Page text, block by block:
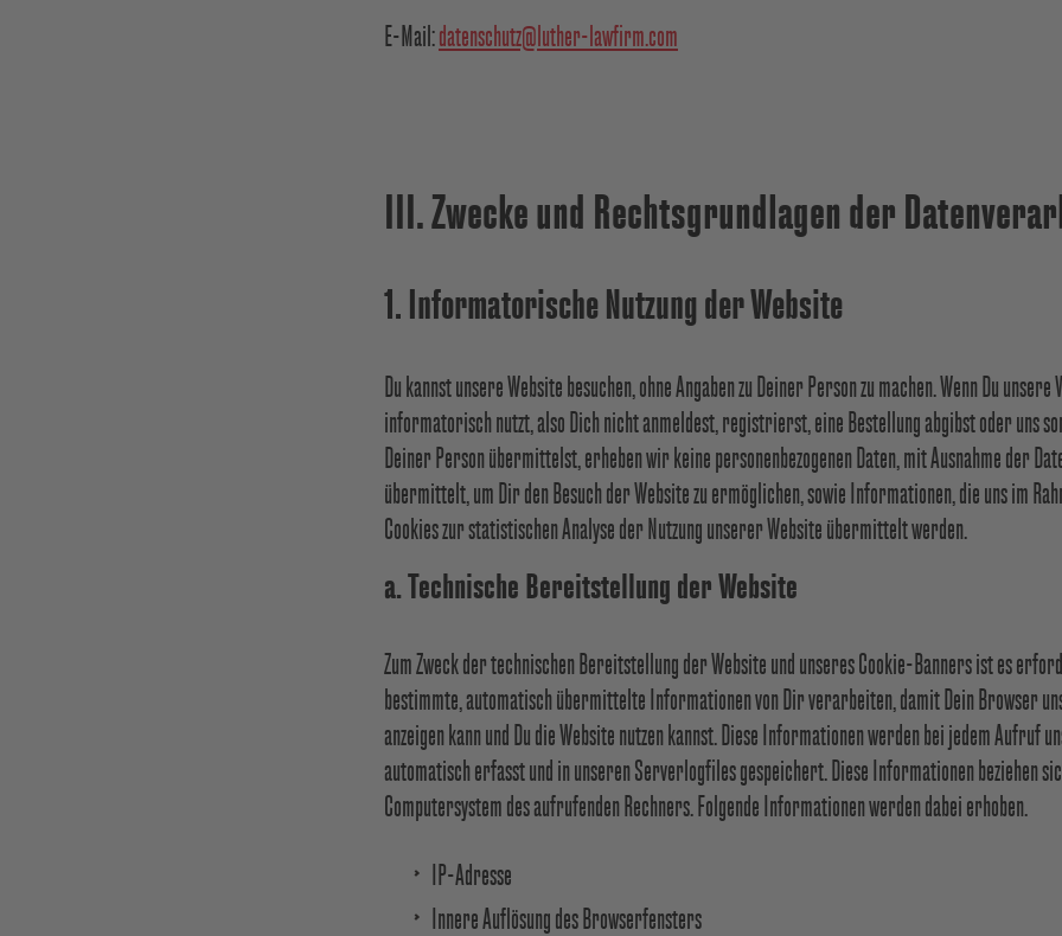
E-Mail:datenschutz@luther-lawfirm.com
III. Zwecke und Rechtsgrundlagen der
1. Informatorische Nutzung der Website
Du kannst unsere Website besuchen, ohne Angaben zu Deiner Person zu machen. Wenn Du
informatorisch nutzt, also Dich nicht anmeldest, registrierst, eine Bestellung abgibst oder uns
Deiner Person übermittelst, erheben wir keine personenbezogenen Daten, mit Ausnahme der
übermittelt, um Dir den Besuch der Website zu ermöglichen, sowie Informationen, die uns im
Cookies zur statistischen Analyse der Nutzung unserer Website übermittelt werden.
a. Technische Bereitstellung der Website
Zum Zweck der technischen Bereitstellung der Website und unseres Cookie-Banners ist es
bestimmte, automatisch übermittelte Informationen von Dir verarbeiten, damit Dein Browser
anzeigen kann und Du die Website nutzen kannst. Diese Informationen werden bei jedem Aufruf
automatisch erfasst und in unseren Serverlogfiles gespeichert. Diese Informationen beziehen
Computersystem des aufrufenden Rechners. Folgende Informationen werden dabei erhoben.
IP-Adresse
Innere Auflösung des Browserfensters